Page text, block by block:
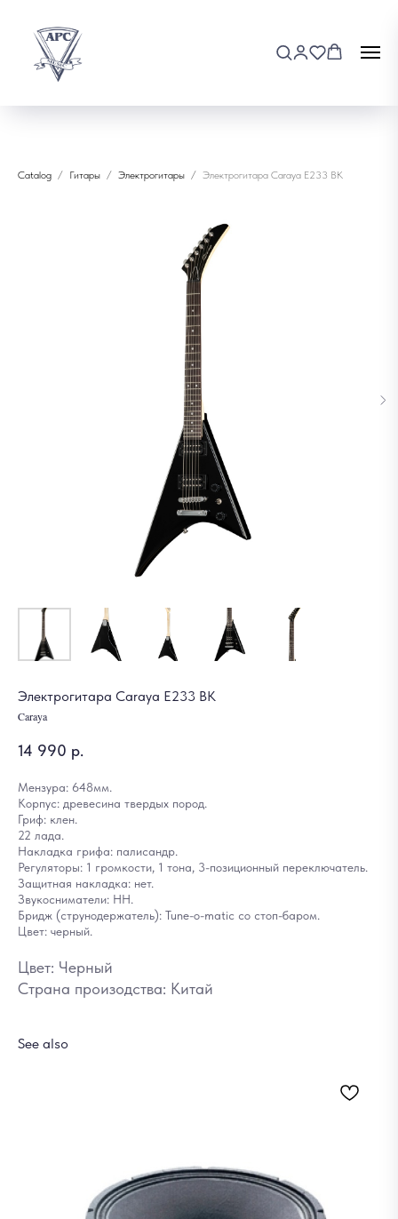
Catalog Гитары Электрогитары Электрогитара Caraya E233 BK
Электрогитара Caraya E233 BK
Caraya
14 990 р.
Мензура: 648мм.
Корпус: древесина твердых пород.
Гриф: клен.
22 лада.
Накладка грифа: палисандр.
Регуляторы: 1 громкости, 1 тона, 3-позиционный переключатель.
Защитная накладка: нет.
Звукосниматели: HH.
Бридж (струнодержатель): Tune-o-matic со стоп-баром.
Цвет: черный.
Цвет: Черный
Страна произодства: Китай
See also